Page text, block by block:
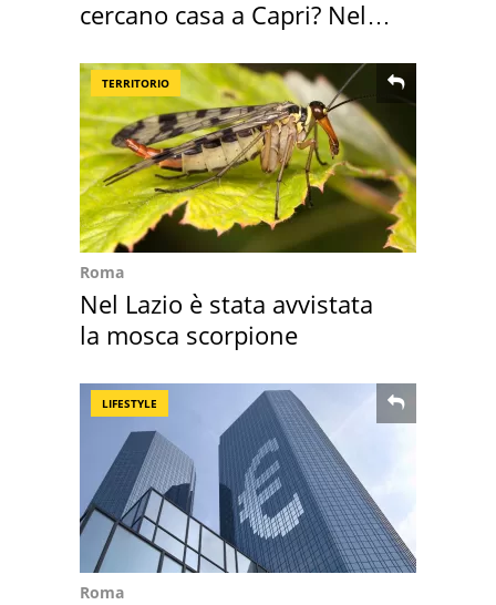
cercano casa a Capri? Nel
TERRITORIO
Roma
Nel Lazio è stata avvistata
la mosca scorpione
LIFESTYLE
Roma